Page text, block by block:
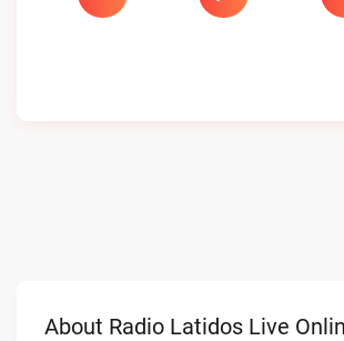
About Radio Latidos Live